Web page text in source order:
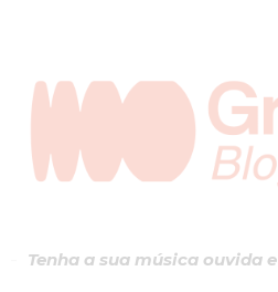
Tenha a sua música ouvida